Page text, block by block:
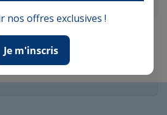
comme conseillée pourtant le tissu est
peau sensible!A voir avec le temps...
nos offres exclusives !
Je m'inscris